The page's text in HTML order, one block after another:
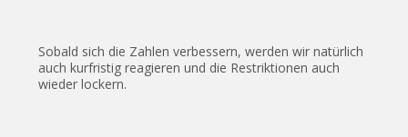
Sobald sich die Zahlen verbessern, werden wir natürlich
auch kurfristig reagieren und die Restriktionen auch
wieder lockern.